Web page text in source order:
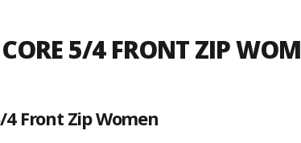
5/4 FRONT ZIP
Front Zip Women